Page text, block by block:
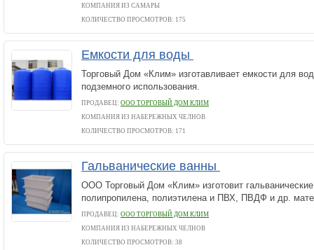
КОМПАНИЯ ИЗ САМАРЫ
КОЛИЧЕСТВО ПРОСМОТРОВ: 175
Емкости для воды
Торговый Дом «Клим» изготавливает емкости для
подземного использования.
ПРОДАВЕЦ: ООО ТОРГОВЫЙ ДОМ КЛИМ
КОМПАНИЯ ИЗ НАБЕРЕЖНЫХ ЧЕЛНОВ
КОЛИЧЕСТВО ПРОСМОТРОВ: 171
Гальванические ванны
ООО Торговый Дом «Клим» изготовит
полипропилена, полиэтилена и ПВХ, ПВДФ и др.
ПРОДАВЕЦ: ООО ТОРГОВЫЙ ДОМ КЛИМ
КОМПАНИЯ ИЗ НАБЕРЕЖНЫХ ЧЕЛНОВ
КОЛИЧЕСТВО ПРОСМОТРОВ: 38